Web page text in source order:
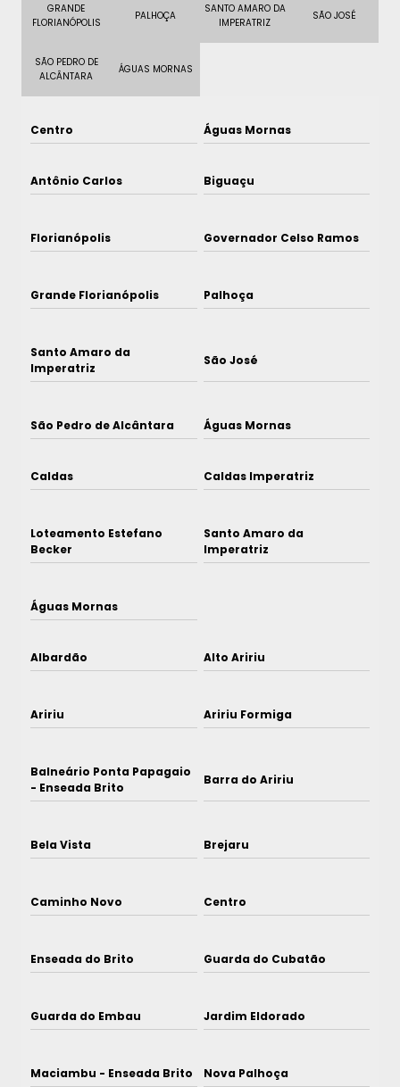
GRANDE
FLORIANÓPOLIS
PALHOÇA
SANTO AMARO DA
IMPERATRIZ
SÃO JOSÉ
SÃO PEDRO DE
ALCÂNTARA
ÁGUAS MORNAS
Centro Águas Mornas
Antônio Carlos Biguaçu
Florianópolis Governador Celso Ramos
Grande Florianópolis Palhoça
Santo Amaro da
Imperatriz
São José
São Pedro de Alcântara Águas Mornas
Caldas Caldas Imperatriz
Loteamento Estefano
Becker
Santo Amaro da
Imperatriz
Águas Mornas
Albardão Alto Aririu
Aririu Aririu Formiga
Balneário Ponta Papagaio
- Enseada Brito
Barra do Aririu
Bela Vista Brejaru
Caminho Novo Centro
Enseada do Brito Guarda do Cubatão
Guarda do Embau Jardim Eldorado
Maciambu - Enseada Brito Nova Palhoça